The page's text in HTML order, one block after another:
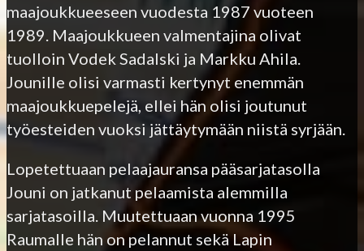
maajoukkueeseen vuodesta 1987 vuoteen
1989. Maajoukkueen valmentajina olivat
tuolloin Vodek Sadalski ja Markku Ahila.
Jounille olisi varmasti kertynyt enemmän
maajoukkuepelejä, ellei hän olisi joutunut
työesteiden vuoksi jättäytymään niistä syrjään.
Lopetettuaan pelaajauransa pääsarjatasolla
Jouni on jatkanut pelaamista alemmilla
sarjatasoilla. Muutettuaan vuonna 1995
Raumalle hän on pelannut sekä Lapin